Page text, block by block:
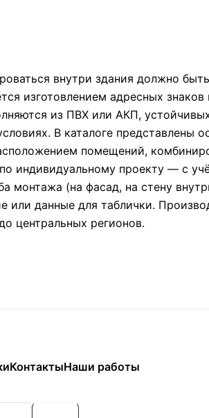
внутри здания должно
изготовлением адресных
из ПВХ или АКП,
В каталоге
помещений,
индивидуальному проекту — с
монтажа (на фасад, на стену
или данные для таблички.
центральных регионов.
КонтактыНаши работы